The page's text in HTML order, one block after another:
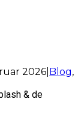
2026 Blog,
& de